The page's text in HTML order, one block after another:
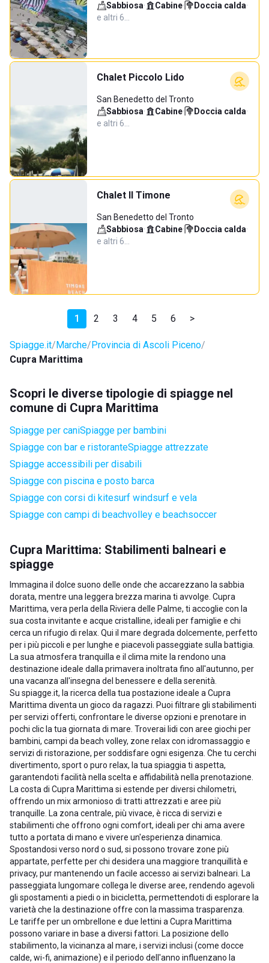
Sabbiosa· Cabine· Doccia calda·
e altri 6…
Chalet Piccolo Lido
San Benedetto del Tronto
Sabbiosa· Cabine· Doccia calda·
e altri 6…
Chalet Il Timone
San Benedetto del Tronto
Sabbiosa· Cabine· Doccia calda·
e altri 6…
1 2 3 4 5 6 >
Spiagge.it Marche Provincia di Ascoli Piceno
Cupra Marittima
Scopri le diverse tipologie di spiagge nel
comune di Cupra Marittima
Spiagge per caniSpiagge per bambini
Spiagge con bar e ristoranteSpiagge attrezzate
Spiagge accessibili per disabili
Spiagge con piscina e posto barca
Spiagge con corsi di kitesurf windsurf e vela
Spiagge con campi di beachvolley e beachsoccer
Cupra Marittima: Stabilimenti balneari e
spiagge
Immagina il dolce suono delle onde che accarezzano la sabbia
dorata, mentre una leggera brezza marina ti avvolge. Cupra
Marittima, vera perla della Riviera delle Palme, ti accoglie con la
sua costa invitante e acque cristalline, ideali per famiglie e chi
cerca un rifugio di relax. Qui il mare degrada dolcemente, perfetto
per i più piccoli e per lunghe e piacevoli passeggiate sulla battigia.
La sua atmosfera tranquilla e il clima mite la rendono una
destinazione ideale dalla primavera inoltrata fino all'autunno, per
una vacanza all'insegna del benessere e della serenità.
Su spiagge.it, la ricerca della tua postazione ideale a Cupra
Marittima diventa un gioco da ragazzi. Puoi filtrare gli stabilimenti
per servizi offerti, confrontare le diverse opzioni e prenotare in
pochi clic la tua giornata di mare. Troverai lidi con aree giochi per
bambini, campi da beach volley, zone relax con idromassaggio e
servizi di ristorazione, per soddisfare ogni esigenza. Che tu cerchi
divertimento, sport o puro relax, la tua spiaggia ti aspetta,
garantendoti facilità nella scelta e affidabilità nella prenotazione.
La costa di Cupra Marittima si estende per diversi chilometri,
offrendo un mix armonioso di tratti attrezzati e aree più
tranquille. La zona centrale, più vivace, è ricca di servizi e
stabilimenti che offrono ogni comfort, ideali per chi ama avere
tutto a portata di mano e vivere un'esperienza dinamica.
Spostandosi verso nord o sud, si possono trovare zone più
appartate, perfette per chi desidera una maggiore tranquillità e
privacy, pur mantenendo un facile accesso ai servizi balneari. La
passeggiata lungomare collega le diverse aree, rendendo agevoli
gli spostamenti a piedi o in bicicletta, permettendoti di esplorare la
varietà che la destinazione offre con la massima trasparenza.
Le tariffe per un ombrellone e due lettini a Cupra Marittima
possono variare in base a diversi fattori. La posizione dello
stabilimento, la vicinanza al mare, i servizi inclusi (come docce
calde, wi-fi, animazione) e il periodo dell'anno influenzano la